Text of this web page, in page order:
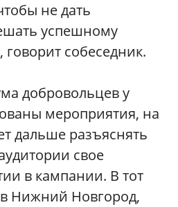
не дать
успешному
собеседник.
добровольцев у
мероприятия, на
дальше разъяснять
свое
в кампании. В тот
Нижний Новгород,